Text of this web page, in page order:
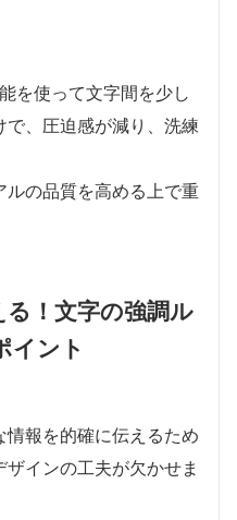
を使って文字間を少し
で、圧迫感が減り、洗練
の品質を高める上で重
！文字の強調ル
イント
報を的確に伝えるため
インの工夫が欠かせま